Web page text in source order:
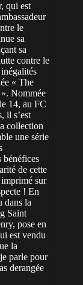
qui est
le
sa
sa
contre le
« The
Nommée
14, au FC
il s’est
collection
une série
bénéfices
de cette
sur
! En
dans la
Saint
pose en
est vendu
la
parle pour
derangée